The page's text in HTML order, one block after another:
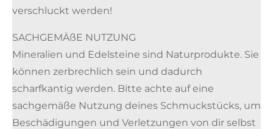
verschluckt werden!
SACHGEMÄßE NUTZUNG
Mineralien und Edelsteine sind Naturprodukte. Sie
können zerbrechlich sein und dadurch
scharfkantig werden. Bitte achte auf eine
sachgemäße Nutzung deines Schmuckstücks, um
Beschädigungen und Verletzungen von dir selbst